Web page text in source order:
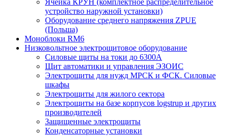
устройство наружной установки)
Оборудование среднего напряжения ZPUE
(Польша)
Моноблоки RM6
Низковольтное электрощитовое оборудование
Силовые щиты на токи до 6300А
Щит автоматики и управления ЭЗОИС
Электрощиты для нужд МРСК и ФСК. Силовые
шкафы
Электрощиты для жилого сектора
Электрощиты на базе корпусов logstrup и других
производителей
Защищенные электрощиты
Конденсаторные установки